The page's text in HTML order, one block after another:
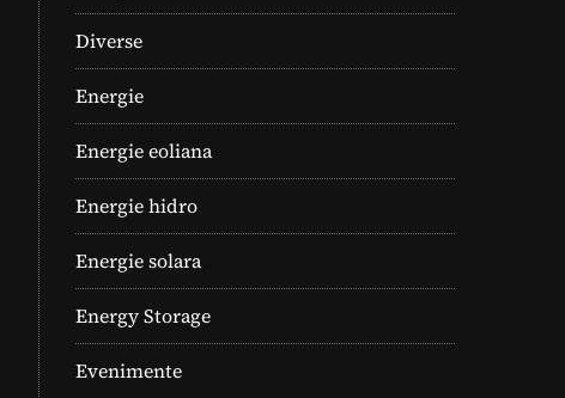
Diverse
Energie
Energie eoliana
Energie hidro
Energie solara
Energy Storage
Evenimente